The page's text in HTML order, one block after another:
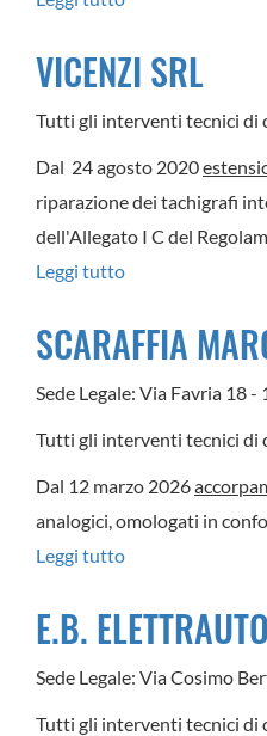
MARIO
VICENZI SRL
Tutti gli interventi tecnici di
Dal 24 agosto 2020
riparazione dei tachigrafi
dell'Allegato I C del
Leggi tutto
SRL
SCARAFFIA
Sede Legale: Via Favria 18
Tutti gli interventi tecnici di
Dal 12 marzo 2026
analogici, omologati in
Leggi tutto
MARCO
E.B.
Sede Legale: Via Cosimo
Tutti gli interventi tecnici di